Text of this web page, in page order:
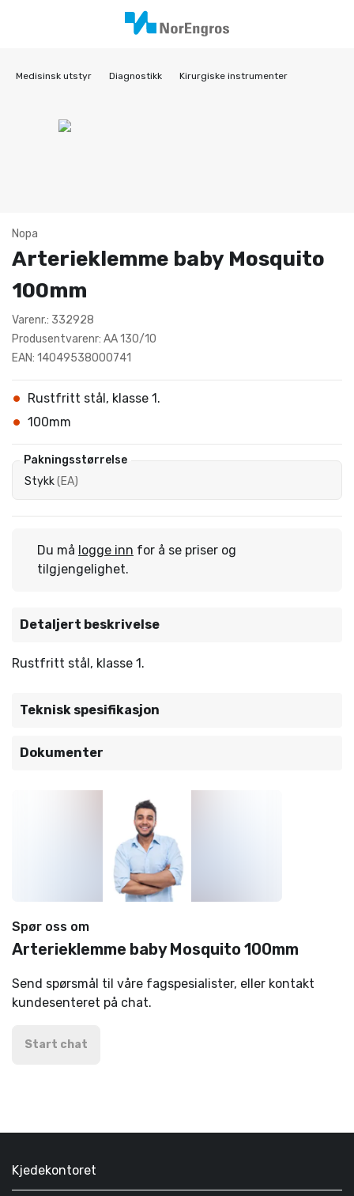
Medisinsk utstyr Diagnostikk Kirurgiske instrumenter
Nopa
Arterieklemme baby Mosquito
100mm
Varenr.: 332928
Produsentvarenr: AA 130/10
EAN: 14049538000741
Rustfritt stål, klasse 1.
100mm
Pakningsstørrelse
Stykk(EA)
Du må logge inn for å se priser og
tilgjengelighet.
Detaljert beskrivelse
Rustfritt stål, klasse 1.
Teknisk spesifikasjon
Dokumenter
Spør oss om
Arterieklemme baby Mosquito 100mm
Send spørsmål til våre fagspesialister, eller kontakt
kundesenteret på chat.
Start chat
Kjedekontoret